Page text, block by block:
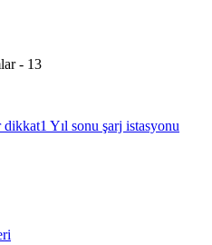
- 13
Yıl sonu şarj istasyonu